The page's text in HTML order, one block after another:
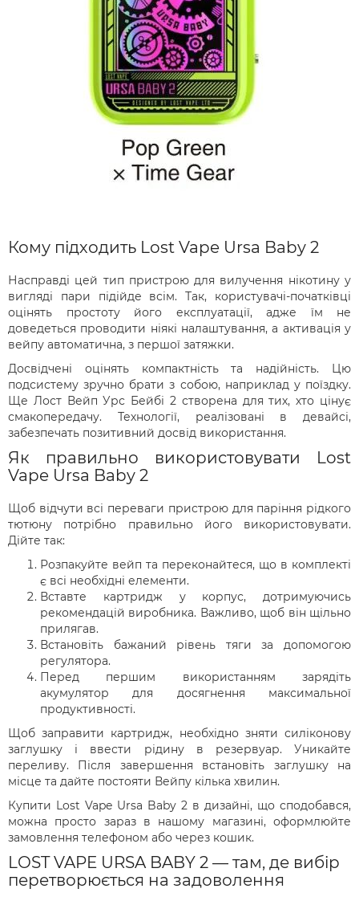
Кому підходить Lost Vape Ursa Baby 2
Насправді цей тип пристрою для вилучення нікотину у
вигляді пари підійде всім. Так, користувачі-початківці
оцінять простоту його експлуатації, адже їм не
доведеться проводити ніякі налаштування, а активація у
вейпу автоматична, з першої затяжки.
Досвідчені оцінять компактність та надійність. Цю
подсистему зручно брати з собою, наприклад у поїздку.
Ще Лост Вейп Урс Бейбі 2 створена для тих, хто цінує
смакопередачу. Технології, реалізовані в девайсі,
забезпечать позитивний досвід використання.
Як правильно використовувати Lost
Vape Ursa Baby 2
Щоб відчути всі переваги пристрою для паріння рідкого
тютюну потрібно правильно його використовувати.
Дійте так:
Розпакуйте вейп та переконайтеся, що в комплекті
є всі необхідні елементи.
Вставте картридж у корпус, дотримуючись
рекомендацій виробника. Важливо, щоб він щільно
прилягав.
Встановіть бажаний рівень тяги за допомогою
регулятора.
Перед першим використанням зарядіть
акумулятор для досягнення максимальної
продуктивності.
Щоб заправити картридж, необхідно зняти силіконову
заглушку і ввести рідину в резервуар. Уникайте
переливу. Після завершення встановіть заглушку на
місце та дайте постояти Вейпу кілька хвилин.
Купити Lost Vape Ursa Baby 2 в дизайні, що сподобався,
можна просто зараз в нашому магазині, оформлюйте
замовлення телефоном або через кошик.
LOST VAPE URSA BABY 2 — там, де вибір
перетворюється на задоволення